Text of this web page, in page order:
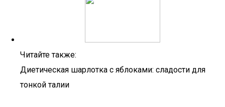
Читайте также:
Диетическая шарлотка с яблоками: сладости для
тонкой талии